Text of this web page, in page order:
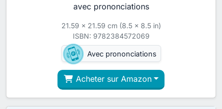
avec prononciations
21.59 x 21.59 cm (8.5 x 8.5 in)
ISBN: 9782384572069
Avec prononciations
Acheter sur Amazon